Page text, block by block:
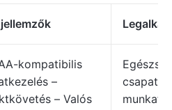
kompatibilis
–
– Valós